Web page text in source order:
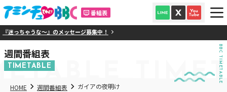
番組表
迷っちゃうな～』のメッセージ募集中！
週間番組表
TIMETABLE BBC TIMETABLE
HOME 週間番組表 ガイアの夜明け